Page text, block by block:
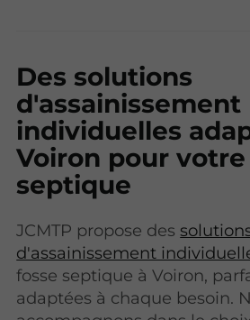
Des solutions
d'assainissement
individuelles
Voiron pour votre
septique
JCMTP propose des
d'assainissement
fosse septique à Voiron,
adaptées à chaque besoin.